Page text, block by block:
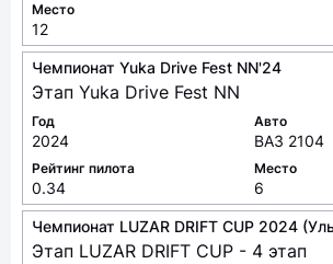
Место
12
Чемпионат Yuka Drive Fest NN'24
Этап Yuka Drive Fest NN
Год
2024
Авто
ВАЗ 2104
Рейтинг пилота
0.34
Место
6
Чемпионат LUZAR DRIFT CUP 2024
Этап LUZAR DRIFT CUP - 4 этап